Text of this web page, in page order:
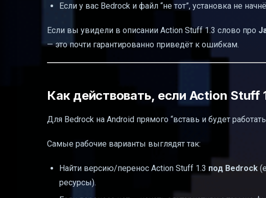
Если у вас Bedrock и файл “не тот”, установка не
Если вы увидели в описании Action Stuff 1.3 слово про
— это почти гарантированно приведёт к ошибкам.
Как действовать, если Action
Для Bedrock на Android прямого “вставь и будет
Самые рабочие варианты выглядят так:
Найти версию/перенос Action Stuff 1.3 под Bedrock
ресурсы).